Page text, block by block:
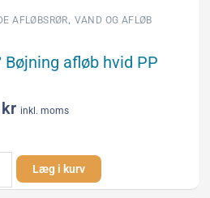
AFLØBSRØR, VAND OG AFLØB
Bøjning afløb hvid PP
kr inkl. moms
Læg i kurv